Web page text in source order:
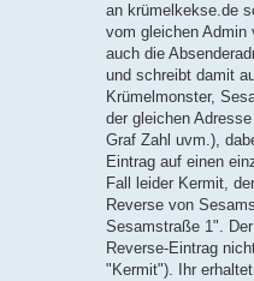
an krümelkekse.de
vom gleichen Admin
auch die
und schreibt damit
Krümelmonster,
der gleichen
Graf Zahl uvm.),
Eintrag auf einen
Fall leider Kermit,
Reverse von
Sesamstraße 1".
Reverse-Eintrag
"Kermit"). Ihr